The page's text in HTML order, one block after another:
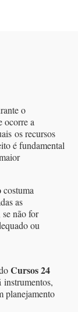
o
ocorre a
os recursos
é fundamental
costuma
as
não for
ou
Cursos 24
instrumentos,
planejamento